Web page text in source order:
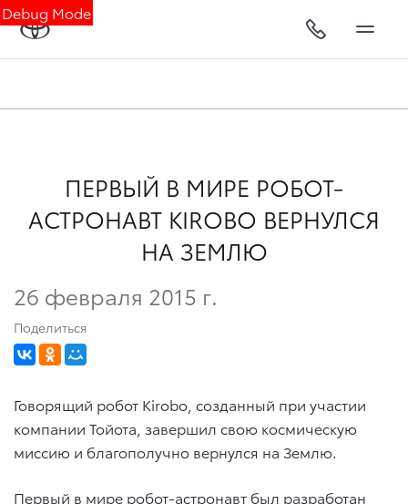
Debug Mode
ПЕРВЫЙ В МИРЕ РОБОТ-
АСТРОНАВТ KIROBO ВЕРНУЛСЯ
НА ЗЕМЛЮ
26 февраля 2015 г.
Поделиться
Говорящий робот Kirobo, созданный при участии
компании Тойота, завершил свою космическую
миссию и благополучно вернулся на Землю.
Первый в мире робот-астронавт был разработан